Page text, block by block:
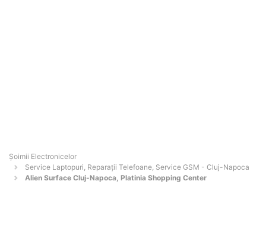
Șoimii Electronicelor
Service Laptopuri, Reparații Telefoane, Service GSM - Cluj-Napoca
Alien Surface Cluj-Napoca, Platinia Shopping Center